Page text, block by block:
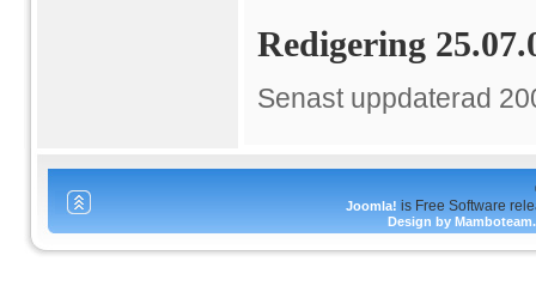
Redigering
Senast uppdaterad
Joomla! is Free Software
Design by